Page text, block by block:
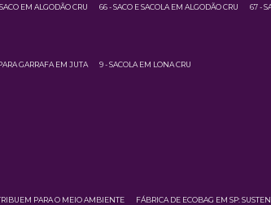
EM ALGODÃO CRU 66 - SACO E SACOLA EM ALGODÃO CRU 67 -
GARRAFA EM JUTA 9 - SACOLA EM LONA CRU
PARA O MEIO AMBIENTE FÁBRICA DE ECOBAG EM SP: